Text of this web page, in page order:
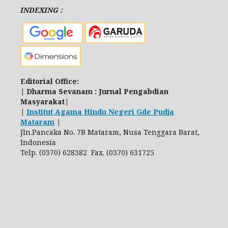
INDEXING :
Editorial Office:
| Dharma Sevanam : Jurnal Pengabdian
Masyarakat|
| Institut Agama Hindu Negeri Gde Pudja
Mataram |
Jln.Pancaka No. 7B Mataram, Nusa Tenggara Barat,
Indonesia
Telp. (0370) 628382 Fax. (0370) 631725